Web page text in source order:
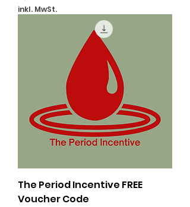
inkl. MwSt.
The Period Incentive FREE
Voucher Code